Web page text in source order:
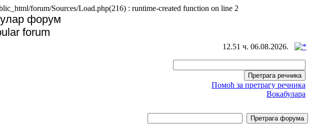
forum/Sources/Load.php(216) : runtime-created function on line 2
форум
forum
12.51 ч. 06.08.2026.
Помоћ за претрагу речника
Вокабулара